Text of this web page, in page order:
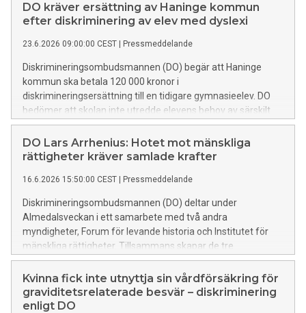
DO kräver ersättning av Haninge kommun
efter diskriminering av elev med dyslexi
23.6.2026 09:00:00 CEST Pressmeddelande
Diskrimineringsombudsmannen (DO) begär att Haninge
kommun ska betala 120 000 kronor i
diskrimineringsersättning till en tidigare gymnasieelev. DO
bedömer att skolan inte utredde elevens behov av särskilt
stöd i tid och på det sätt som krävs enligt skollagen. Det
ledde till att eleven inte fick det stöd som behövdes för att
kunna klara sin utbildning på lika villkor som andra elever.
genom bristande tillgänglighet.
DO Lars Arrhenius: Hotet mot mänskliga
rättigheter kräver samlade krafter
16.6.2026 15:50:00 CEST Pressmeddelande
Diskrimineringsombudsmannen (DO) deltar under
Almedalsveckan i ett samarbete med två andra
myndigheter, Forum för levande historia och Institutet för
mänskliga rättigheter. Tillsammans skapar de tre
myndigheterna mötesplatsen Torget för mänskliga
rättigheter och demokrati under två dagar, med ett
fullspäckat program av montrar, seminarier,
rundabordssamtal och glassmingel med mera.
Kvinna fick inte utnyttja sin vårdförsäkring för
graviditetsrelaterade besvär – diskriminering
enligt DO